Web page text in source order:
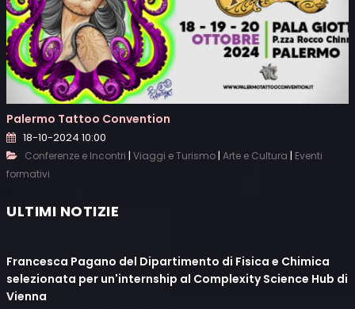
Palermo Tattoo Convention
18-10-2024 10:00
Conferenze e Incontri | Viaggi e Turismo | Arte e Cultura | Eventi
formativi
ULTIMI NOTIZIE
Francesca Pagano del Dipartimento di Fisica e Chimica
selezionata per un'internship al Complexity Science Hub di
Vienna